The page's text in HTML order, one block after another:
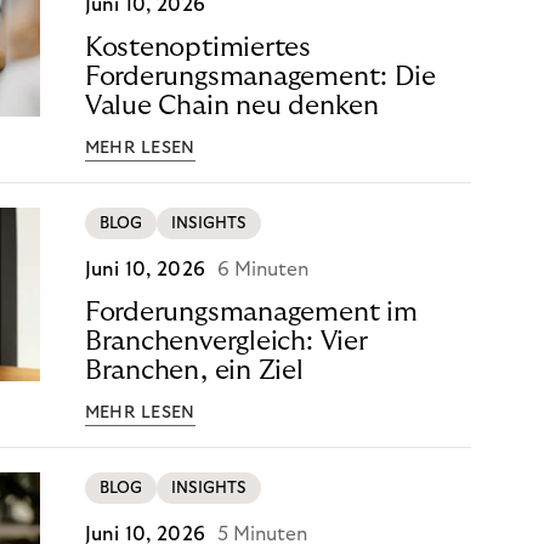
Juni 10, 2026
Kostenoptimiertes
Forderungsmanagement: Die
Value Chain neu denken
MEHR LESEN
BLOG INSIGHTS
Juni 10, 2026 6 Minuten
Forderungsmanagement im
Branchenvergleich: Vier
Branchen, ein Ziel
MEHR LESEN
BLOG INSIGHTS
Juni 10, 2026 5 Minuten